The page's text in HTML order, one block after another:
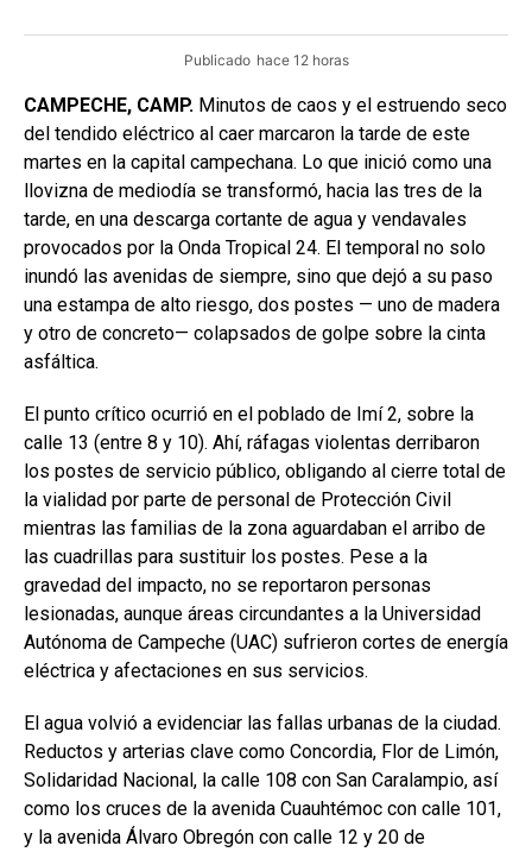
Publicado hace 12 horas
CAMPECHE, CAMP. Minutos de caos y el estruendo seco
del tendido eléctrico al caer marcaron la tarde de este
martes en la capital campechana. Lo que inició como una
llovizna de mediodía se transformó, hacia las tres de la
tarde, en una descarga cortante de agua y vendavales
provocados por la Onda Tropical 24. El temporal no solo
inundó las avenidas de siempre, sino que dejó a su paso
una estampa de alto riesgo, dos postes — uno de madera
y otro de concreto— colapsados de golpe sobre la cinta
asfáltica.
El punto crítico ocurrió en el poblado de Imí 2, sobre la
calle 13 (entre 8 y 10). Ahí, ráfagas violentas derribaron
los postes de servicio público, obligando al cierre total de
la vialidad por parte de personal de Protección Civil
mientras las familias de la zona aguardaban el arribo de
las cuadrillas para sustituir los postes. Pese a la
gravedad del impacto, no se reportaron personas
lesionadas, aunque áreas circundantes a la Universidad
Autónoma de Campeche (UAC) sufrieron cortes de energía
eléctrica y afectaciones en sus servicios.
El agua volvió a evidenciar las fallas urbanas de la ciudad.
Reductos y arterias clave como Concordia, Flor de Limón,
Solidaridad Nacional, la calle 108 con San Caralampio, así
como los cruces de la avenida Cuauhtémoc con calle 101,
y la avenida Álvaro Obregón con calle 12 y 20 de